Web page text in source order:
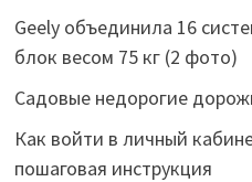
Geely объединила 16
блок весом 75 кг (2 фото)
Садовые недорогие
Как войти в личный
пошаговая инструкция